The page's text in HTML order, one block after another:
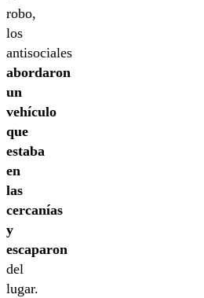
robo,
los
antisociales
abordaron
un
vehículo
que
estaba
en
las
cercanías
y
escaparon
del
lugar.